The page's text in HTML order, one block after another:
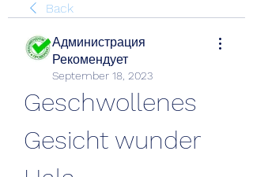
Back
Администрация
Рекомендует
September 18, 2023
Geschwollenes
Gesicht wunder